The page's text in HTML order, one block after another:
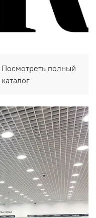
Посмотреть полный
каталог